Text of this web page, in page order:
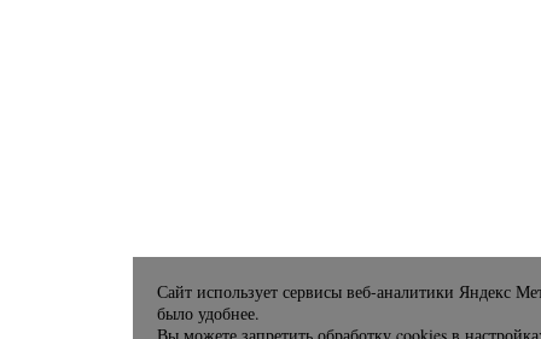
Сайт использует сервисы веб-аналитики Яндекс
было удобнее.